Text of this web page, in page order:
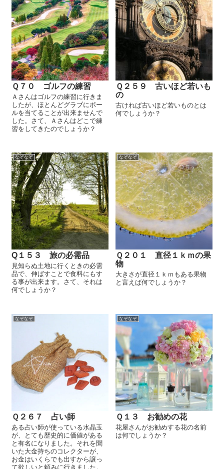
Ｑ７０ ゴルフの練習
Ａさんはゴルフの練習に行きま
したが、ほとんどグラブにボー
ルを当てることが出来ませんで
した。さて、Ａさんはどこで練
習をしてきたのでしょうか？
Ｑ２５９ 古いほど若いも
の
古ければ古いほど若いものとは
何でしょうか？
なぞなぞ
Q１５３ 旅の必需品
見知らぬ土地に行くときの必需
品で、伸ばすことで食料にもす
る事が出来ます。さて、それは
何でしょうか？
なぞなぞ
Ｑ２０１ 直径１ｋｍの果
物
大きさが直径１ｋｍもある果物
と言えば何でしょうか？
なぞなぞ
Ｑ２６７ 占い師
ある占い師が使っている水晶玉
が、とても歴史的に価値がある
と有名になりました。それを聞
いた大金持ちのコレクターが、
お金はいくらでも出すから譲っ
て欲しいと頼みに行きました。
なぞなぞ
Ｑ１３ お勧めの花
花屋さんがお勧めする花の名前
は何でしょうか？